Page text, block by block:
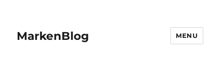
MarkenBlog MENU